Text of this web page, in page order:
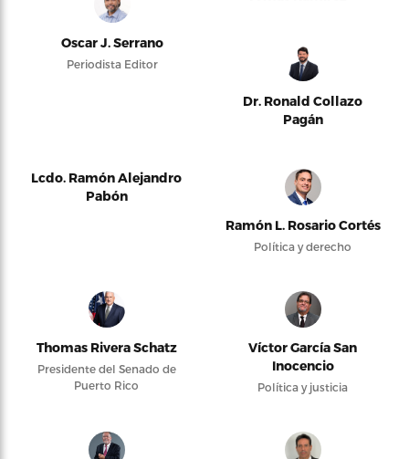
Oscar J. Serrano
Periodista Editor
Dr. Ronald Collazo
Pagán
Lcdo. Ramón Alejandro
Pabón
Ramón L. Rosario Cortés
Política y derecho
Thomas Rivera Schatz
Presidente del Senado de
Puerto Rico
Víctor García San
Inocencio
Política y justicia